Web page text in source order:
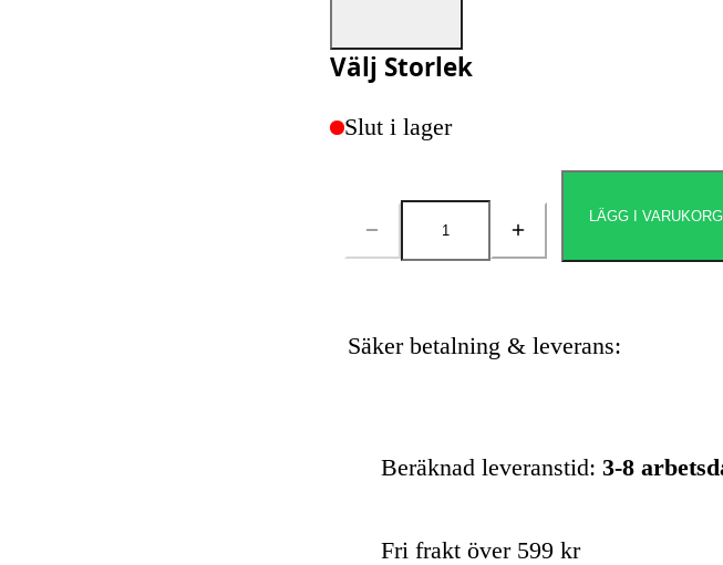
Välj Storlek
Slut i lager
Antal
LÄGG I
Säker betalning & leverans:
Beräknad leveranstid: 3-8
Fri frakt över 599 kr